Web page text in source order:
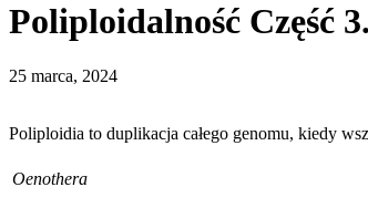
Poliploidalność Część
25 marca, 2024
Poliploidia to duplikacja całego genomu, kiedy
Oenothera